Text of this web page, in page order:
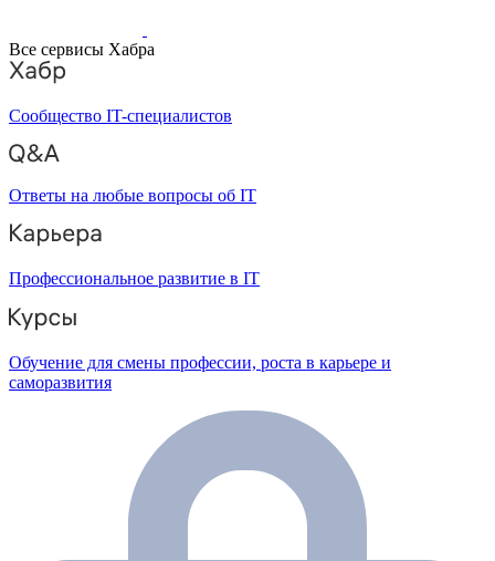
Все сервисы Хабра
Сообщество IT-специалистов
Ответы на любые вопросы об IT
Профессиональное развитие в IT
Обучение для смены профессии, роста в карьере и
саморазвития